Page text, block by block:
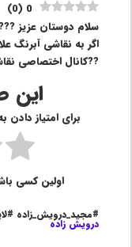
0
(
0
)
سلام دوستان عزیز
اگر به نقاشی آبرنگ
??کانال اختصاصی
این
برای امتیاز
اولین کسی
#مجید_درویش_زاده
درویش زاده